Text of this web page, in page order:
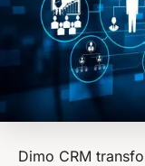
Dimo CRM